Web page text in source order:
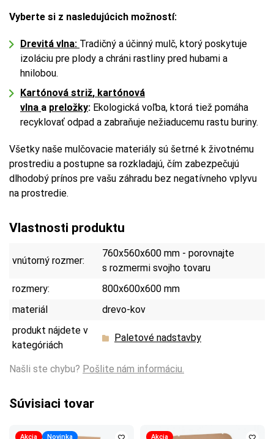
Vyberte si z nasledujúcich možností:
Drevitá vlna: Tradičný a účinný mulč, ktorý poskytuje
izoláciu pre plody a chráni rastliny pred hubami a
hnilobou.
Kartónová striž, kartónová
vlna a preložky: Ekologická voľba, ktorá tiež pomáha
recyklovať odpad a zabraňuje nežiaducemu rastu buriny.
Všetky naše mulčovacie materiály sú šetrné k životnému
prostrediu a postupne sa rozkladajú, čím zabezpečujú
dlhodobý prínos pre vašu záhradu bez negatívneho vplyvu
na prostredie.
Vlastnosti produktu
vnútorný rozmer:
760x560x600 mm - porovnajte
s rozmermi svojho tovaru
rozmery:
800x600x600 mm
materiál
drevo-kov
produkt nájdete v
kategóriách
Paletové nadstavby
Našli ste chybu? Pošlite nám informáciu.
Súvisiaci tovar
Akcia Novinka Akcia